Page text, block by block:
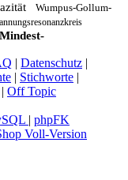
Wumpus-Gollum-
Mindest-
| Datenschutz |
| Stichworte |
| Off Topic
| phpFK
Voll-Version